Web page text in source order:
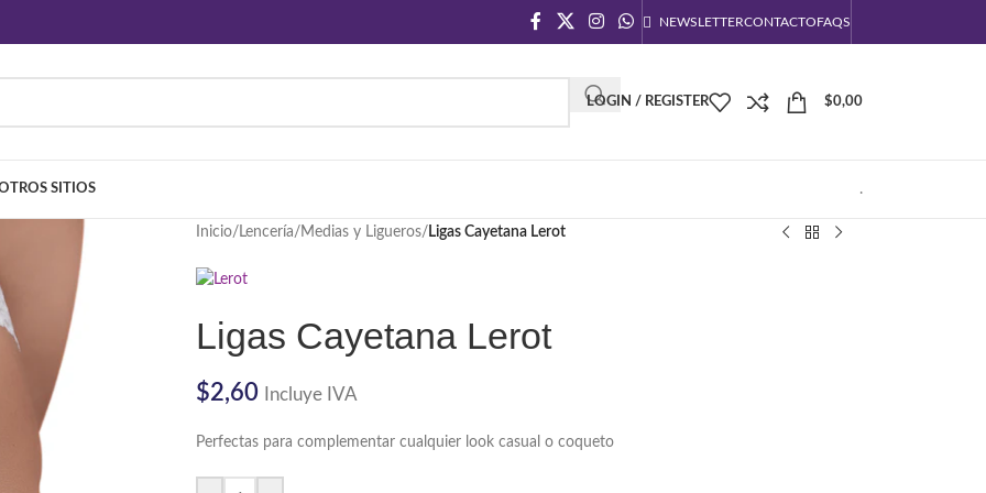
NEWSLETTERCONTACTOFAQS
LOGIN / REGISTER $0,00
SITIOS .
Inicio/ Lencería/ Medias y Ligueros/ Ligas Cayetana Lerot
Ligas Cayetana Lerot
$2,60 Incluye IVA
Perfectas para complementar cualquier look casual o coqueto